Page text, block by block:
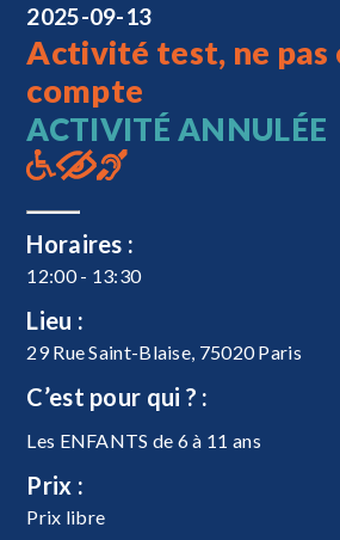
2025-09-13
Activité test, ne pas
compte
ACTIVITÉ ANNULÉE
Horaires :
12:00 - 13:30
Lieu :
29 Rue Saint-Blaise, 75020 Paris
C’est pour qui ? :
Les ENFANTS de 6 à 11 ans
Prix :
Prix libre